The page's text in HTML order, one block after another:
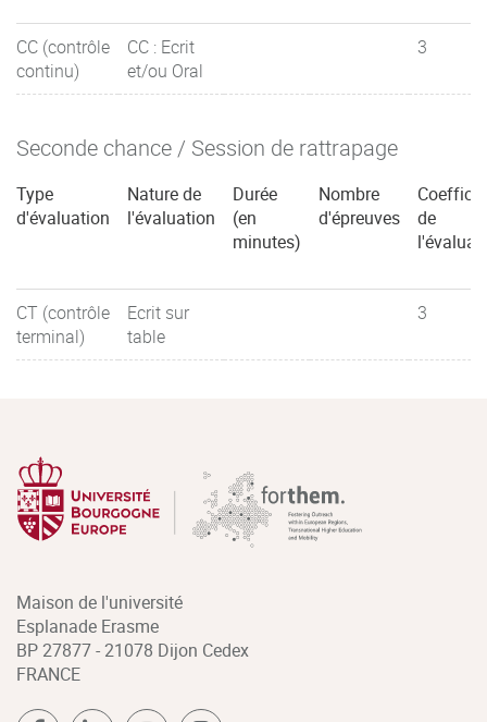
CC (contrôle
continu)
CC : Ecrit
et/ou Oral
3
Seconde chance / Session de rattrapage
Type
d'évaluation
Nature de
l'évaluation
Durée
(en
minutes)
Nombre
d'épreuves
de
CT (contrôle
terminal)
Ecrit sur
table
3
Maison de l'université
Esplanade Erasme
BP 27877 - 21078 Dijon Cedex
FRANCE